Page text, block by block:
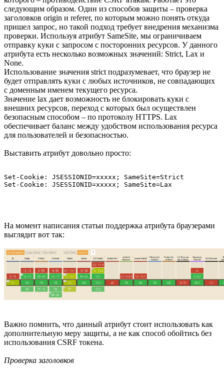
следующим образом. Один из способов защиты – проверка
заголовков origin и referer, по которым можно понять откуда
пришел запрос, но такой подход требует внедрения механизма
проверки. Используя атрибут SameSite, мы ограничиваем
отправку куки с запросом с посторонних ресурсов. У данного
атрибута есть несколько возможных значений: Strict, Lax и
None.
Использование значения strict подразумевает, что браузер не
будет отправлять куки с любых источников, не совпадающих
с доменным именем текущего ресурса.
Значение lax дает возможность не блокировать куки с
внешних ресурсов, переход с которых был осуществлен
безопасным способом – по протоколу HTTPS. Lax
обеспечивает баланс между удобством использования ресурса
для пользователей и безопасностью.
Выставить атрибут довольно просто:
Set-Cookie: JSESSIONID=xxxxx; SameSite=Strict
Set-Cookie: JSESSIONID=xxxxx; SameSite=Lax
На момент написания статьи поддержка атрибута браузерами
выглядит вот так:
Важно помнить, что данный атрибут стоит использовать как
дополнительную меру защиты, а не как способ обойтись без
использования CSRF токена.
Проверка заголовков